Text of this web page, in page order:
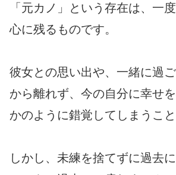
「元カノ」という存在は、一
心に残るものです。
彼女との思い出や、一緒に過
から離れず、今の自分に幸せ
かのように錯覚してしまうこと
しかし、未練を捨てずに過去